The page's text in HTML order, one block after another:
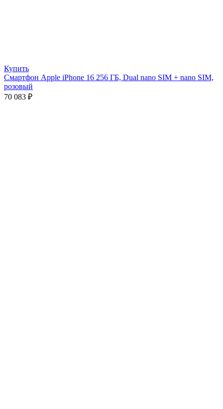
Купить
Смартфон Apple iPhone 16 256 ГБ, Dual nano SIM + nano SIM,
розовый
70 083 ₽